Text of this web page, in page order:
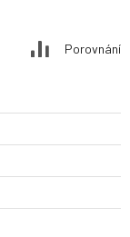
Porovnání